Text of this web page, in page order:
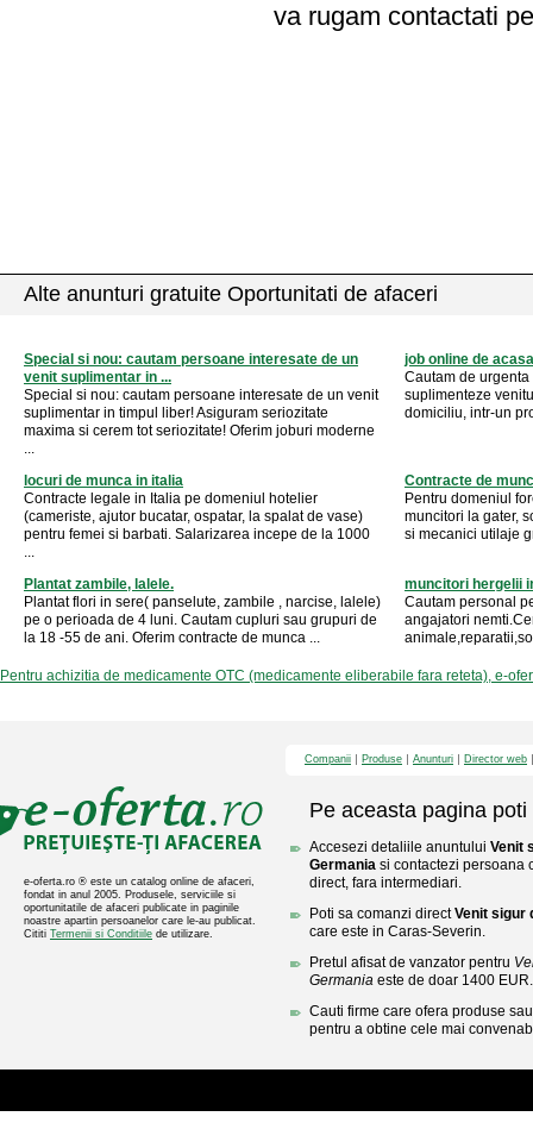
va rugam contactati
Alte anunturi gratuite Oportunitati de afaceri
Special si nou: cautam persoane interesate de un
venit suplimentar in ...
Special si nou: cautam persoane interesate de un venit
suplimentar in timpul liber! Asiguram seriozitate
maxima si cerem tot seriozitate! Oferim joburi moderne
...
job online de acasa
Cautam de
suplimenteze
domiciliu, intr-un
locuri de munca in italia
Contracte legale in Italia pe domeniul hotelier
(cameriste, ajutor bucatar, ospatar, la spalat de vase)
pentru femei si barbati. Salarizarea incepe de la 1000
...
Contracte de
Pentru domeniul
muncitori la gater,
si mecanici utilaje
Plantat zambile, lalele.
Plantat flori in sere( panselute, zambile , narcise, lalele)
pe o perioada de 4 luni. Cautam cupluri sau grupuri de
la 18 -55 de ani. Oferim contracte de munca ...
muncitori hergelii
Cautam personal
angajatori
Pentru achizitia de medicamente OTC (medicamente eliberabile fara reteta), e-
e-oferta.ro ® este un catalog online de afaceri,
fondat in anul 2005. Produsele, serviciile si
oportunitatile de afaceri publicate in paginile
noastre apartin persoanelor care le-au publicat.
Cititi Termenii si Conditiile de utilizare.
Companii Produse Anunturi Director web
Pe aceasta pagina poti
Accesezi detaliile anuntului Venit
Germania si contactezi persoana
direct, fara intermediari.
Poti sa comanzi directVenit sigur
care este in Caras-Severin.
Pretul afisat de vanzator pentru
Germania este de doar 1400 EUR.
Cauti firme care ofera produse
pentru a obtine cele mai